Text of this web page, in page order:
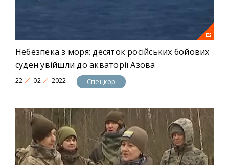
Небезпека з моря: десяток російських бойових
суден увійшли до акваторії Азова
22 02 2022 Спецкор